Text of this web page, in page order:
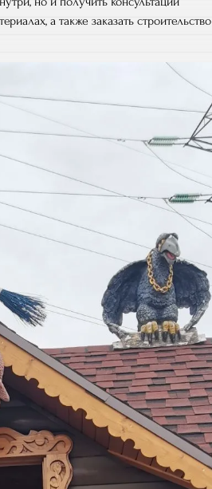
а также заказать строительство